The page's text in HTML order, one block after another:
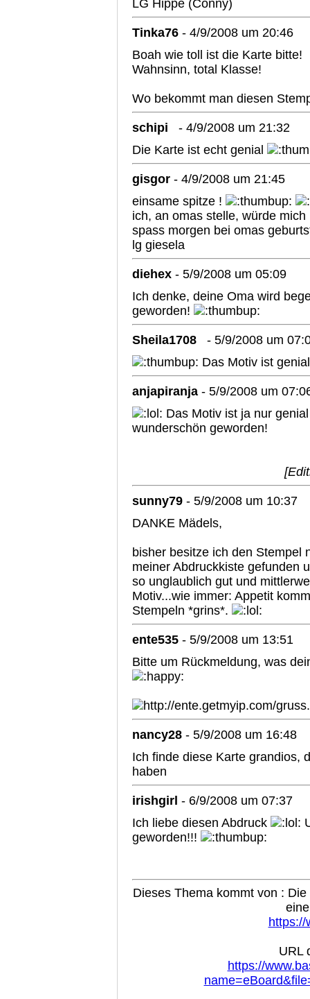
LG Hippe (Conny)
Tinka76 - 4/9/2008 um 20:46
Boah wie toll ist die Karte bitte!
Wahnsinn, total Klasse!
Wo bekommt man diesen
schipi
- 4/9/2008 um 21:32
Die Karte ist echt genial
gisgor - 4/9/2008 um 21:45
einsame spitze !
ich, an omas stelle, würde
spass morgen bei omas
lg giesela
diehex - 5/9/2008 um 05:09
Ich denke, deine Oma wird
geworden!
Sheila1708
- 5/9/2008 um
Das Motiv ist
anjapiranja - 5/9/2008 um
Das Motiv ist ja nur
wunderschön geworden!
sunny79 - 5/9/2008 um 10:37
DANKE Mädels,
bisher besitze ich den Stempel
meiner Abdruckkiste gefunden
so unglaublich gut und
Motiv...wie immer: Appetit
Stempeln *grins*.
ente535 - 5/9/2008 um 13:51
Bitte um Rückmeldung, was
nancy28 - 5/9/2008 um 16:48
Ich finde diese Karte grandios,
haben
irishgirl - 6/9/2008 um 07:37
Ich liebe diesen Abdruck
geworden!!!
Dieses Thema kommt von :
https://
URL
https://